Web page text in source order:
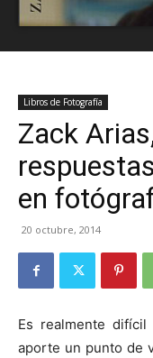
Libros de Fotografía
Zack
en
20 octubre, 2014
Es realmente
aporte un punto de